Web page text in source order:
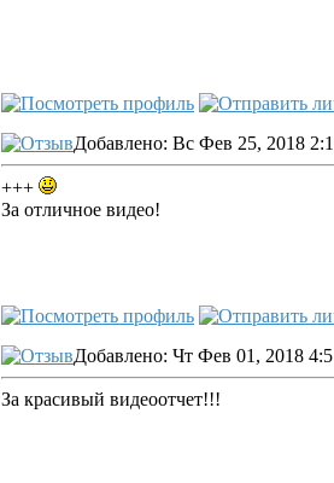
Добавлено: Вс Фев 25, 2018
+++
За отличное видео!
Добавлено: Чт Фев 01, 2018
За красивый видеоотчет!!!